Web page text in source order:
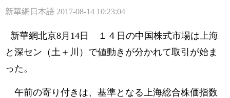
観光 評論 写真
中日対訳
新華網日本語 2017-08-14 10:23:04
新華網北京8月14日 １４日の中国株式市場は上海
と深セン（土＋川）で値動きが分かれて取引が始ま
った。
午前の寄り付きは、基準となる上海総合株価指数